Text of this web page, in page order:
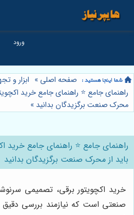
صفحه اصلی » ابزار و
راهنمای جامع ⭐️ راهنمای جامع خرید
محرک صنعت برگزیدگان بدانید »
راهنمای جامع ⭐️ راهنمای جامع خرید
باید از محرک صنعت برگزیدگان بدانید
خرید اکچویتور برقی، تصمیمی
صنعتی است که نیازمند بررسی